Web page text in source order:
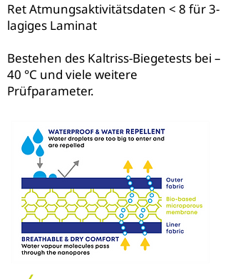
Ret Atmungsaktivitätsdaten < 8 für 3-
lagiges Laminat
Bestehen des Kaltriss-Biegetests bei –
40 °C und viele weitere
Prüfparameter.